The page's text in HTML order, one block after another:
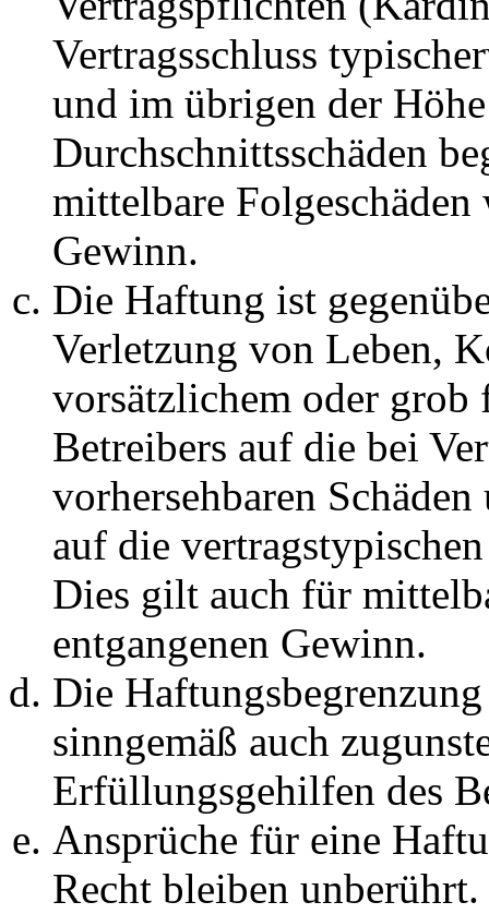
Vertragsschluss
und im übrigen der
Durchschnittsschäden
mittelbare Folgeschäden
Gewinn.
Die Haftung ist
Verletzung von Leben,
vorsätzlichem oder grob
Betreibers auf die bei
vorhersehbaren
auf die
Dies gilt auch für
entgangenen Gewinn.
Die
sinngemäß auch
Erfüllungsgehilfen des
Ansprüche für eine
Recht bleiben unberührt.